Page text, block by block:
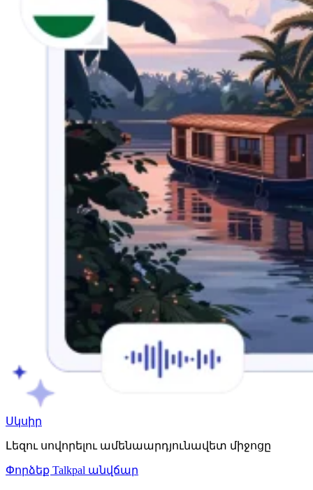
Սկսիր
Լեզու սովորելու ամենաարդյունավետ միջոցը
Փորձեք Talkpal անվճար